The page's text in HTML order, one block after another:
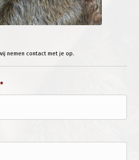
nemen contact met je op.
*